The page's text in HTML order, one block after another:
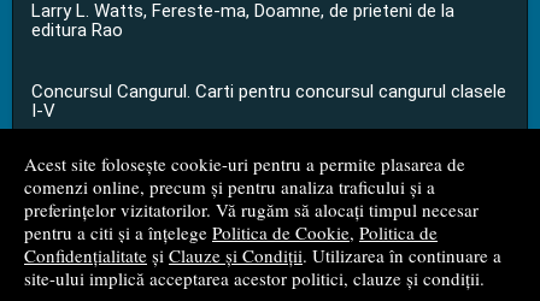
Acest site folosește cookie-uri pentru a permite plasarea de
comenzi online, precum și pentru analiza traficului și a
preferințelor vizitatorilor. Vă rugăm să alocați timpul necesar
pentru a citi și a înțelege Politica de Cookie, Politica de
Confidențialitate și Clauze și Condiții. Utilizarea în continuare a
site-ului implică acceptarea acestor politici, clauze și condiții.
Larry L. Watts, Fereste-ma, Doamne, de prieteni de la
editura Rao
Concursul Cangurul. Carti pentru concursul cangurul clasele
I-V
...toate știrile
© 2008 - 2026S.C. M.G. Net Distribution S.R.L.
Magazin onlinecreat deVital Soft